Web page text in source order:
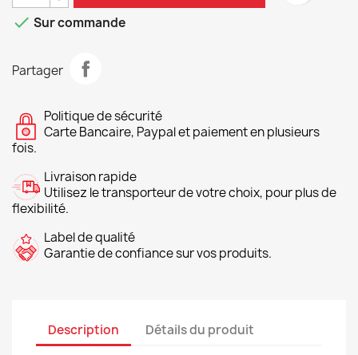
 Sur commande
Partager
Politique de sécurité
Carte Bancaire, Paypal et paiement en plusieurs
fois.
Livraison rapide
Utilisez le transporteur de votre choix, pour plus de
flexibilité.
Label de qualité
Garantie de confiance sur vos produits.
Description Détails du produit